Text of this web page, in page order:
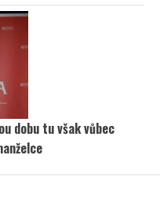
dobu tu však vůbec